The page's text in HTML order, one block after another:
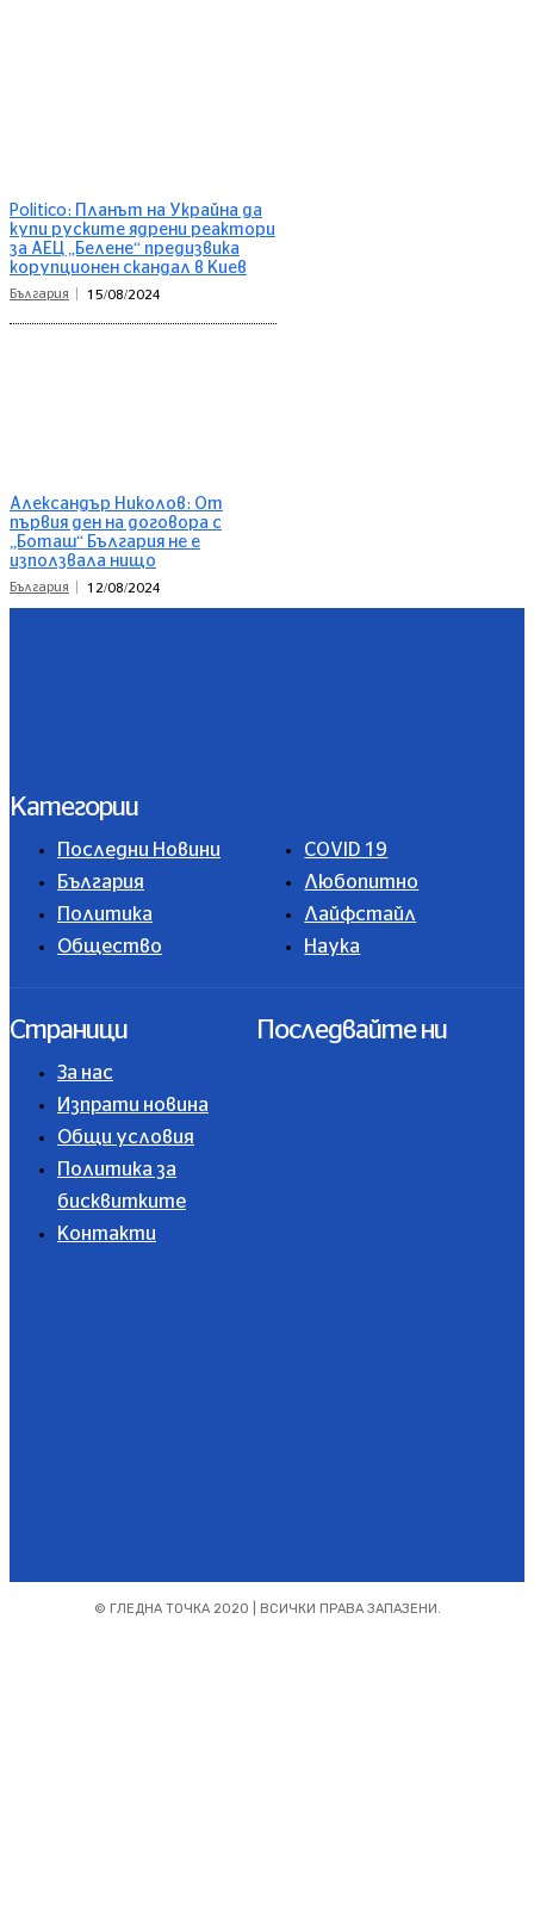
Politico: Планът на Украйна да
купи руските ядрени реактори
за АЕЦ „Белене“ предизвика
корупционен скандал в Киев
България 15/08/2024
Александър Николов: От
първия ден на договора с
„Боташ“ България не е
използвала нищо
България 12/08/2024
Категории
Последни Новини
България
Политика
Общество
COVID 19
Любопитно
Лайфстайл
Наука
Страници
За нас
Изпрати новина
Общи условия
Политика за
бисквитките
Контакти
Последвайте ни
© ГЛЕДНА ТОЧКА 2020 | ВСИЧКИ ПРАВА ЗАПАЗЕНИ.